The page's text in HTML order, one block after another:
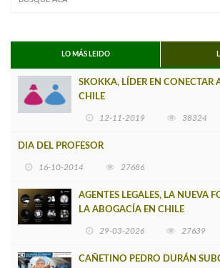
LO MÁS LEIDO
SKOKKA, LÍDER EN CONECTAR
CHILE
12-11-2019 38324
DIA DEL PROFESOR
16-10-2014 27686
AGENTES LEGALES, LA NUEVA
LA ABOGACÍA EN CHILE
29-03-2026 27639
CAÑETINO PEDRO DURÁN